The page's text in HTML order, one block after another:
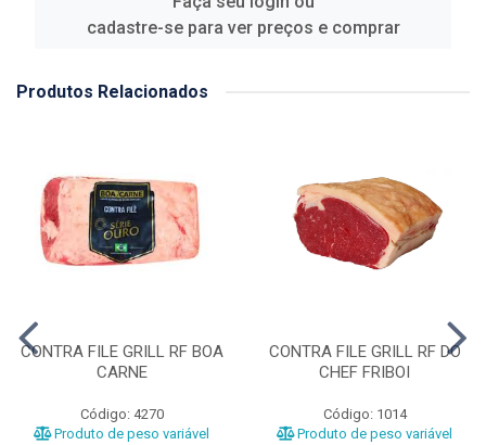
cadastre-se para ver preços e comprar
Produtos Relacionados
CONTRA FILE GRILL RF BOA
CARNE
Código: 4270
Produto de peso variável
CONTRA FILE GRILL RF DO
CHEF FRIBOI
Código: 1014
Produto de peso variável